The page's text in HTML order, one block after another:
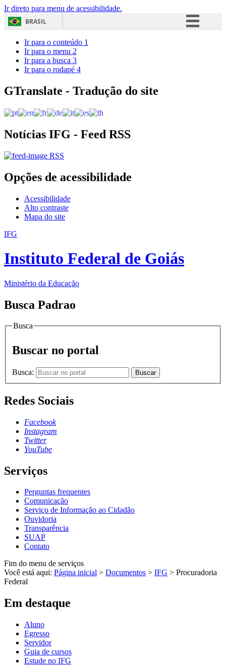
Ir direto para menu de acessibilidade.
BRASIL
Acesso à informação
Ir para o conteúdo 1
Ir para o menu 2
Ir para a busca 3
Ir para o rodapé 4
GTranslate - Tradução do site
Notícias IFG - Feed RSS
RSS
Opções de acessibilidade
Acessibilidade
Alto contraste
Mapa do site
IFG
Instituto Federal de Goiás
Ministério da Educação
Busca Padrao
Busca
Buscar no portal
Busca: Buscar
Redes Sociais
Facebook
Instagram
Twitter
YouTube
Serviços
Perguntas frequentes
Comunicação
Serviço de Informação ao Cidadão
Ouvidoria
Transparência
SUAP
Contato
Fim do menu de serviços
Você está aqui: Página inicial > Documentos > IFG > Procuradoria
Federal
Em destaque
Aluno
Egresso
Servidor
Guia de cursos
Estude no IFG